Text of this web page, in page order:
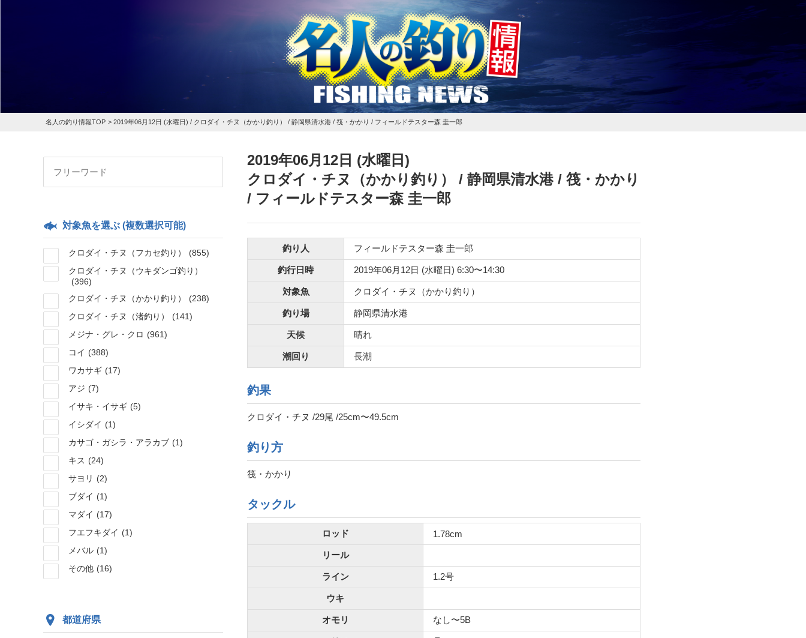
名人の釣り情報TOP > 2019年06月12日 (水曜日) / クロダイ・チヌ（かかり釣り） / 静岡県清水港 / 筏・かかり / フィールドテスター森 圭一郎
対象魚を選ぶ (複数選択可能)
クロダイ・チヌ（フカセ釣り）
(855)
クロダイ・チヌ（ウキダンゴ釣り）
(396)
クロダイ・チヌ（かかり釣り）
(238)
クロダイ・チヌ（渚釣り）
(141)
メジナ・グレ・クロ (961)
コイ (388)
ワカサギ (17)
アジ (7)
イサキ・イサギ (5)
イシダイ (1)
カサゴ・ガシラ・アラカブ (1)
キス (24)
サヨリ (2)
ブダイ (1)
マダイ (17)
フエフキダイ (1)
メバル (1)
その他 (16)
都道府県
2019年06月12日 (水曜日)
クロダイ・チヌ（かかり釣り）
/ 静岡県清水港 / 筏・かかり
/ フィールドテスター森 圭一郎
釣り人 フィールドテスター森 圭一郎
釣行日時 2019年06月12日 (水曜日) 6:30〜14:30
対象魚 クロダイ・チヌ（かかり釣り）
釣り場 静岡県清水港
天候 晴れ
潮回り 長潮
釣果
クロダイ・チヌ /29尾 /25cm〜49.5cm
釣り方
筏・かかり
タックル
ロッド 1.78cm
リール
ライン 1.2号
ウキ
オモリ なし〜5B